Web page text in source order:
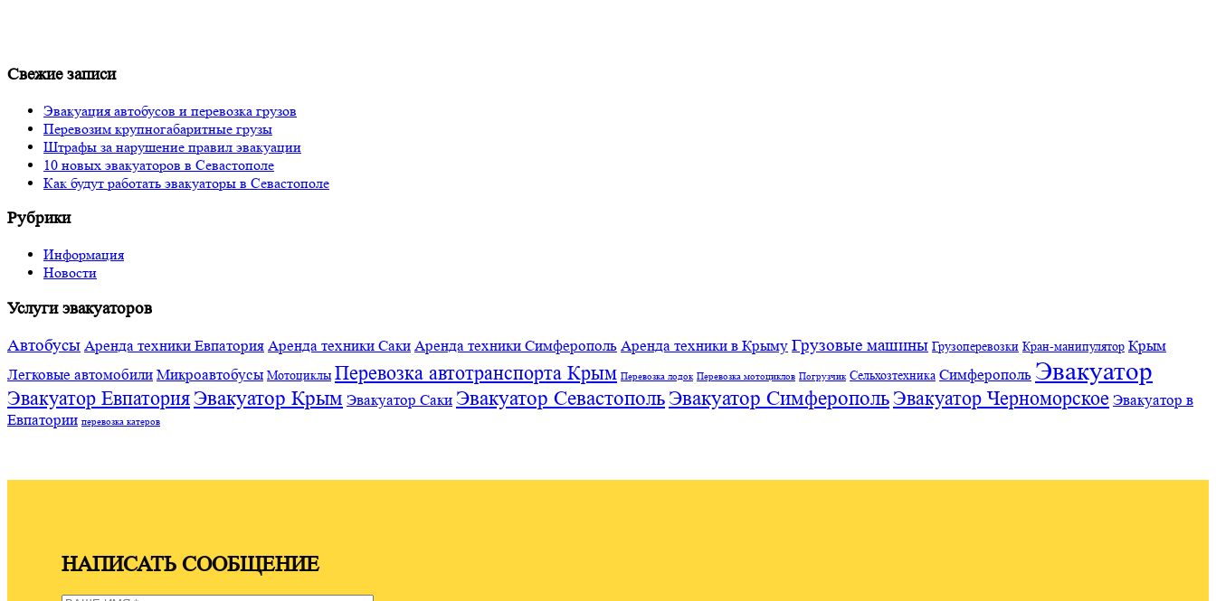
Свежие записи
Эвакуация автобусов и перевозка грузов
Перевозим крупногабаритные грузы
Штрафы за нарушение правил эвакуации
10 новых эвакуаторов в Севастополе
Как будут работать эвакуаторы в Севастополе
Рубрики
Информация
Новости
Услуги эвакуаторов
Автобусы Аренда техники Евпатория Аренда техники Саки Аренда техники Симферополь Аренда техники в Крыму Грузовые машины Грузоперевозки Кран-манипулятор Крым
Легковые автомобили Микроавтобусы Мотоциклы Перевозка автотранспорта Крым Перевозка лодок Перевозка мотоциклов Погрузчик Сельхозтехника Симферополь Эвакуатор
Эвакуатор ЕвпаторияЭвакуатор Крым Эвакуатор Саки Эвакуатор СевастопольЭвакуатор СимферопольЭвакуатор Черноморское Эвакуатор в
Евпатории перевозка катеров
НАПИСАТЬ СООБЩЕНИЕ